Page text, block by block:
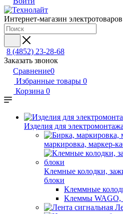
Интернет-магазин электротоваров
8 (4852) 23-28-68
Заказать звонок
Сравнение0
Избранные товары 0
Корзина 0
Изделия для электромонтажа
маркировка, маркер-
Клемные колодки,
блоки
Клеммные
Клеммы